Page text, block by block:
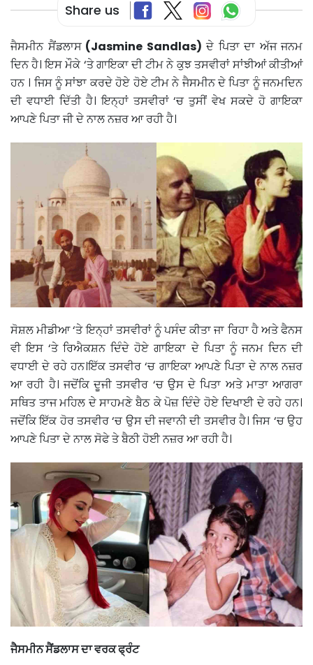
Share us
ਜੈਸਮੀਨ ਸੈਂਡਲਾਸ(Jasmine Sandlas) ਦੇ ਪਿਤਾ ਦਾ ਅੱਜ ਜਨਮ
ਦਿਨ ਹੈ। ਇਸ ਮੌਕੇ ‘ਤੇ ਗਾਇਕਾ ਦੀ ਟੀਮ ਨੇ ਕੁਝ ਤਸਵੀਰਾਂ ਸਾਂਝੀਆਂ ਕੀਤੀਆਂ
ਹਨ । ਜਿਸ ਨੂੰ ਸਾਂਝਾ ਕਰਦੇ ਹੋਏ ਹੋਏ ਟੀਮ ਨੇ ਜੈਸਮੀਨ ਦੇ ਪਿਤਾ ਨੂੰ ਜਨਮਦਿਨ
ਦੀ ਵਧਾਈ ਦਿੱਤੀ ਹੈ। ਇਨ੍ਹਾਂ ਤਸਵੀਰਾਂ ‘ਚ ਤੁਸੀਂ ਵੇਖ ਸਕਦੇ ਹੋ ਗਾਇਕਾ
ਆਪਣੇ ਪਿਤਾ ਜੀ ਦੇ ਨਾਲ ਨਜ਼ਰ ਆ ਰਹੀ ਹੈ।
ਸੋਸ਼ਲ ਮੀਡੀਆ ‘ਤੇ ਇਨ੍ਹਾਂ ਤਸਵੀਰਾਂ ਨੂੰ ਪਸੰਦ ਕੀਤਾ ਜਾ ਰਿਹਾ ਹੈ ਅਤੇ ਫੈਨਸ
ਵੀ ਇਸ ‘ਤੇ ਰਿਐਕਸ਼ਨ ਦਿੰਦੇ ਹੋਏ ਗਾਇਕਾ ਦੇ ਪਿਤਾ ਨੂੰ ਜਨਮ ਦਿਨ ਦੀ
ਵਧਾਈ ਦੇ ਰਹੇ ਹਨ।ਇੱਕ ਤਸਵੀਰ ‘ਚ ਗਾਇਕਾ ਆਪਣੇ ਪਿਤਾ ਦੇ ਨਾਲ ਨਜ਼ਰ
ਆ ਰਹੀ ਹੈ। ਜਦੋਂਕਿ ਦੂਜੀ ਤਸਵੀਰ ‘ਚ ਉਸ ਦੇ ਪਿਤਾ ਅਤੇ ਮਾਤਾ ਆਗਰਾ
ਸਥਿਤ ਤਾਜ ਮਹਿਲ ਦੇ ਸਾਹਮਣੇ ਬੈਠ ਕੇ ਪੋਜ਼ ਦਿੰਦੇ ਹੋਏ ਦਿਖਾਈ ਦੇ ਰਹੇ ਹਨ।
ਜਦੋਂਕਿ ਇੱਕ ਹੋਰ ਤਸਵੀਰ ‘ਚ ਉਸ ਦੀ ਜਵਾਨੀ ਦੀ ਤਸਵੀਰ ਹੈ। ਜਿਸ ‘ਚ ਉਹ
ਆਪਣੇ ਪਿਤਾ ਦੇ ਨਾਲ ਸੋਫੇ ਤੇ ਬੈਠੀ ਹੋਈ ਨਜ਼ਰ ਆ ਰਹੀ ਹੈ।
ਜੈਸਮੀਨ ਸੈਂਡਲਾਸ ਦਾ ਵਰਕ ਫ੍ਰੰਟ